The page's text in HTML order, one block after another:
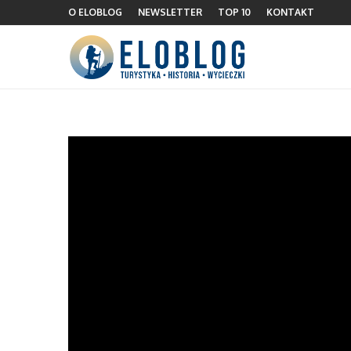
O ELOBLOG NEWSLETTER TOP 10 KONTAKT